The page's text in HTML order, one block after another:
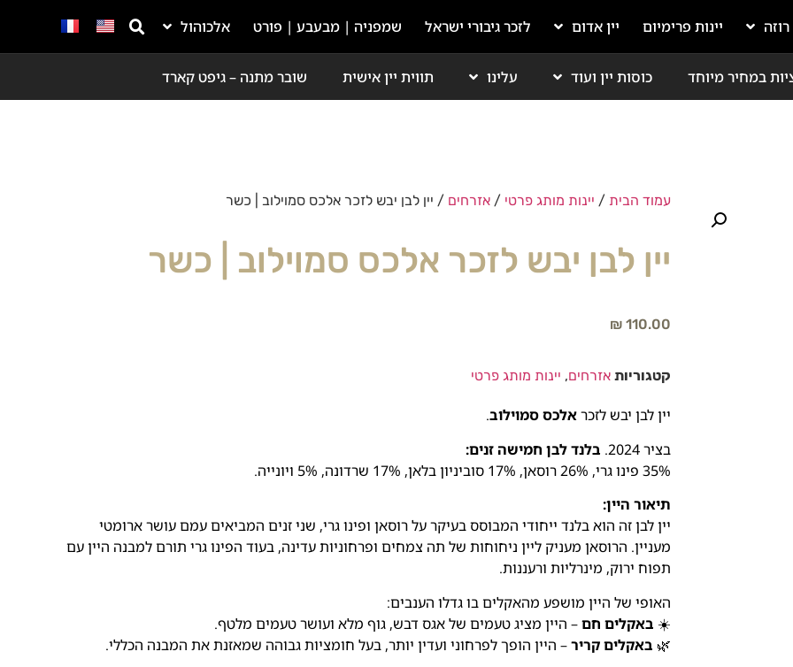
רוזה יינות פרימיום יין אדום לזכר גיבורי ישראל שמפניה | מבעבע | פורט אלכוהול
במחיר מיוחד כוסות יין ועוד עלינו תווית יין אישית שובר מתנה – גיפט קארד
עמוד הבית / יינות מותג פרטי / אזרחים / יין לבן יבש לזכר אלכס סמוילוב | כשר
יין לבן יבש לזכר אלכס סמוילוב | כשר
₪ 110.00
קטגוריות אזרחים, יינות מותג פרטי
יין לבן יבש לזכראלכס סמוילוב.
בציר 2024.
בלנד לבן חמישה זנים:
35% פינו גרי, 26% רוסאן, 17% סוביניון בלאן, 17% שרדונה, 5% ויונייה.
תיאור היין:
יין לבן זה הוא בלנד ייחודי המבוסס בעיקר על רוסאן ופינו גרי, שני זנים המביאים עמם עושר ארומטי
מעניין. הרוסאן מעניק ליין ניחוחות של תה צמחים ופרחוניות עדינה, בעוד הפינו גרי תורם למבנה היין עם
תפוח ירוק, מינרליות ורעננות.
האופי של היין מושפע מהאקלים בו גדלו הענבים:
☀️ באקלים חם– היין מציג טעמים של אגס דבש, גוף מלא ועושר טעמים מלטף.
🌿 באקלים קריר– היין הופך לפרחוני ועדין יותר, בעל חומציות גבוהה שמאזנת את המבנה הכללי.